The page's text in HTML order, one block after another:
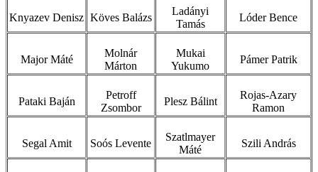
Knyazev Denisz Köves Balázs
Ladányi
Tamás
Lóder Bence
Major Máté
Molnár
Márton
Mukai
Yukumo
Pámer Patrik
Pataki Baján
Petroff
Zsombor
Plesz Bálint
Rojas-Azary
Ramon
Segal Amit Soós Levente
Szatlmayer
Máté
Szili András